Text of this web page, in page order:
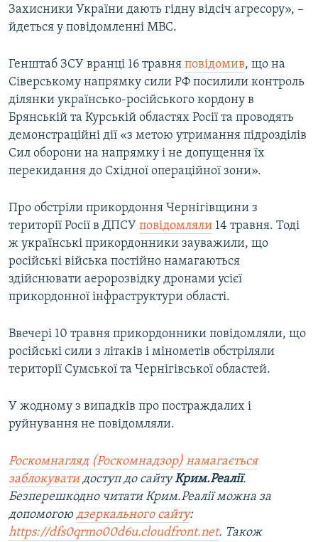
Захисники України дають гідну відсіч агресору», –
йдеться у повідомленні МВС.
Генштаб ЗСУ вранці 16 травня повідомив, що на
Сіверському напрямку сили РФ посилили контроль
ділянки українсько-російського кордону в
Брянській та Курській областях Росії та проводять
демонстраційні дії «з метою утримання підрозділів
Сил оборони на напрямку і не допущення їх
перекидання до Східної операційної зони».
Про обстріли прикордоння Чернігівщини з
території Росії в ДПСУ повідомляли 14 травня. Тоді
ж українські прикордонники зауважили, що
російські війська постійно намагаються
здійснювати аеророзвідку дронами усієї
прикордонної інфраструктури області.
Ввечері 10 травня прикордонники повідомляли, що
російські сили з літаків і мінометів обстріляли
території Сумської та Чернігівської областей.
У жодному з випадків про постраждалих і
руйнування не повідомляли.
Роскомнагляд (Роскомнадзор) намагається
заблокуватидоступ до сайтуКрим.Реалії.
Безперешкодно читати Крим.Реалії можна за
допомогою дзеркального сайту:
https://dfs0qrmo00d6u.cloudfront.net. Також